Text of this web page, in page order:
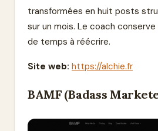
transformées en huit posts
sur un mois. Le coach
de temps à réécrire.
Site web: https://alchie.fr
BAMF (Badass